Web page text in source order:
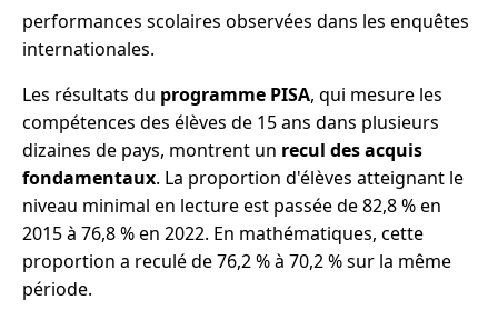
performances scolaires observées dans les enquêtes
internationales.
Les résultats du programme PISA, qui mesure les
compétences des élèves de 15 ans dans plusieurs
dizaines de pays, montrent un recul des acquis
fondamentaux. La proportion d'élèves atteignant le
niveau minimal en lecture est passée de 82,8 % en
2015 à 76,8 % en 2022. En mathématiques, cette
proportion a reculé de 76,2 % à 70,2 % sur la même
période.